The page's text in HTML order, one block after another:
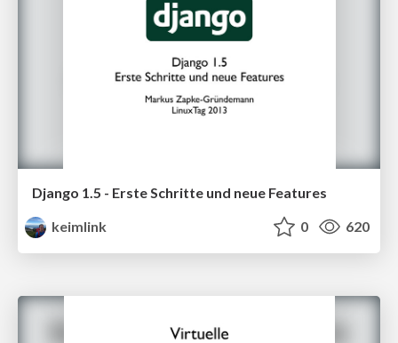
Django 1.5 - Erste Schritte und neue Features
keimlink
0 620